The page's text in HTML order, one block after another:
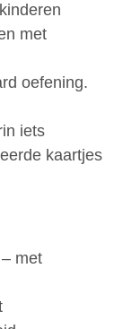
met
oefening.
iets
kaartjes
met